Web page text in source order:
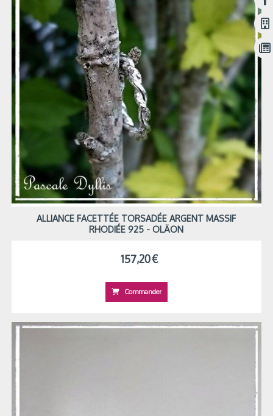
ALLIANCE FACETTÉE TORSADÉE ARGENT MASSIF
RHODIÉE 925 - OLÄON
157,20€
Commander